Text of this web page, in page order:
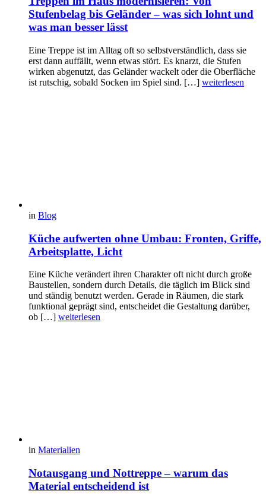
Stufenbelag bis Geländer – was sich lohnt und
was man besser lässt
Eine Treppe ist im Alltag oft so selbstverständlich, dass sie
erst dann auffällt, wenn etwas stört. Es knarzt, die Stufen
wirken abgenutzt, das Geländer wackelt oder die Oberfläche
ist rutschig, sobald Socken im Spiel sind. […] weiterlesen
in Blog
Küche aufwerten ohne Umbau: Fronten, Griffe,
Arbeitsplatte, Licht
Eine Küche verändert ihren Charakter oft nicht durch große
Baustellen, sondern durch Details, die täglich im Blick sind
und ständig benutzt werden. Gerade in Räumen, die stark
funktional geprägt sind, entscheidet die Gestaltung darüber,
ob […] weiterlesen
in Materialien
Notausgang und Nottreppe – warum das
Material entscheidend ist